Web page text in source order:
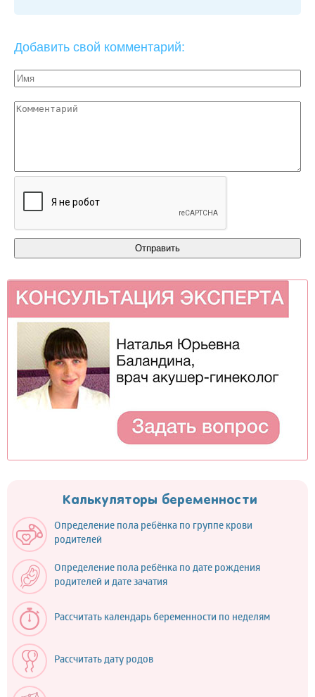
Добавить свой комментарий:
Калькуляторы беременности
Определение пола ребёнка по группе крови
родителей
Определение пола ребёнка по дате рождения
родителей и дате зачатия
Рассчитать календарь беременности по неделям
Рассчитать дату родов